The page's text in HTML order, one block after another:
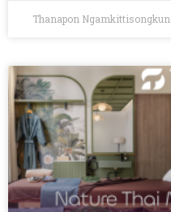
Thanapon Ngamkittisongkun